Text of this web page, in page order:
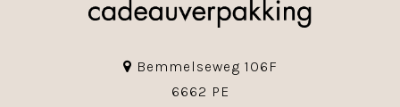
Bemmelseweg 106F
6662 PE